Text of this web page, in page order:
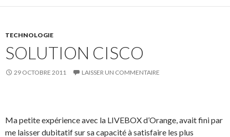
TECHNOLOGIE
SOLUTION CISCO
29 OCTOBRE 2011 LAISSER UN COMMENTAIRE
Ma petite expérience avec la LIVEBOX d’Orange, avait fini par
me laisser dubitatif sur sa capacité à satisfaire les plus